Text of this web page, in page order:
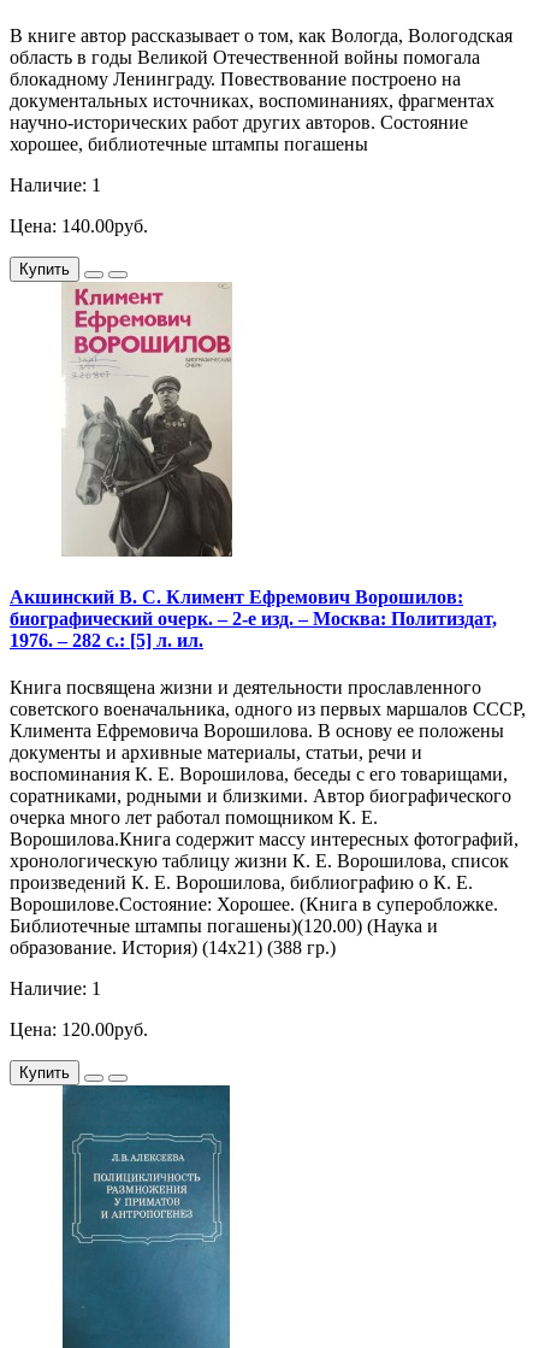
В книге автор рассказывает о том, как Вологда, Вологодская
область в годы Великой Отечественной войны помогала
блокадному Ленинграду. Повествование построено на
документальных источниках, воспоминаниях, фрагментах
научно-исторических работ других авторов. Состояние
хорошее, библиотечные штампы погашены
Наличие: 1
Цена: 140.00руб.
Купить
Акшинский В. С. Климент Ефремович Ворошилов:
биографический очерк. – 2-е изд. – Москва: Политиздат,
1976. – 282 с.: [5] л. ил.
Книга посвящена жизни и деятельности прославленного
советского военачальника, одного из первых маршалов СССР,
Климента Ефремовича Ворошилова. В основу ее положены
документы и архивные материалы, статьи, речи и
воспоминания К. Е. Ворошилова, беседы с его товарищами,
соратниками, родными и близкими. Автор биографического
очерка много лет работал помощником К. Е.
Ворошилова.Книга содержит массу интересных фотографий,
хронологическую таблицу жизни К. Е. Ворошилова, список
произведений К. Е. Ворошилова, библиографию о К. Е.
Ворошилове.Состояние: Хорошее. (Книга в суперобложке.
Библиотечные штампы погашены)(120.00) (Наука и
образование. История) (14х21) (388 гр.)
Наличие: 1
Цена: 120.00руб.
Купить